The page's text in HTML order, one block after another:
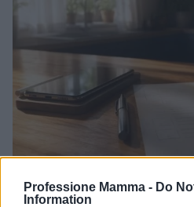
Professione Mamma - Do
Information
Come creare un patto